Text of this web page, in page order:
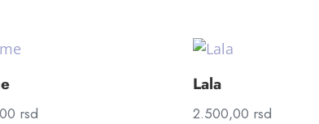
rsd
Lala
2.500,00 rsd